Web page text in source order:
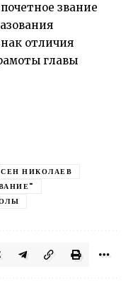
звание
отличия
главы
НИКОЛАЕВ